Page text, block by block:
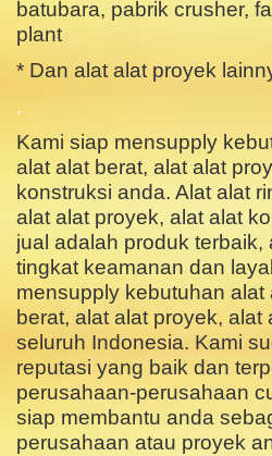
batubara, pabrik crusher,
plant
* Dan alat alat proyek
.
Kami siap mensupply
alat alat berat, alat alat
konstruksi anda. Alat alat
alat alat proyek, alat alat
jual adalah produk terbaik,
tingkat keamanan dan
mensupply kebutuhan alat
berat, alat alat proyek, alat
seluruh Indonesia. Kami
reputasi yang baik dan
perusahaan-perusahaan
siap membantu anda
perusahaan atau proyek